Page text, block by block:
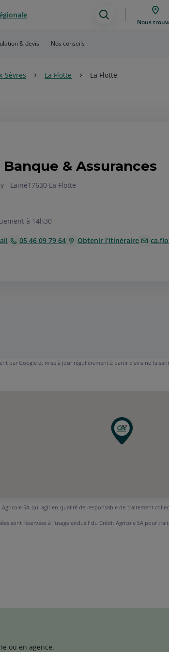
Assistance
Nous
& devis Nos conseils
Sèvres La Flotte La Flotte
& Assurances
- Lainé17630 La Flotte
à 14h30
05 46 09 79 64 Obtenir l'itinéraire
par Google et mise à jour régulièrement à partir d’avis ne
SA qui agit en qualité de responsable de traitement
sont réservées à l’usage exclusif du Crédit Agricole SA pour
ou en agence.